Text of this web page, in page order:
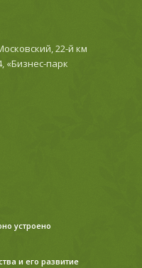
22-й км
«Бизнес-парк
устроено
и его развитие